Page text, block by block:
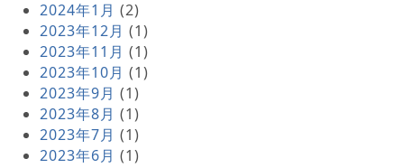
2024年1月 (2)
2023年12月 (1)
2023年11月 (1)
2023年10月 (1)
2023年9月 (1)
2023年8月 (1)
2023年7月 (1)
2023年6月 (1)